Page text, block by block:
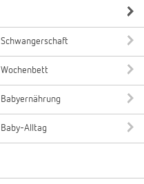
Schwangerschaft
Wochenbett
Babyernährung
Baby-Alltag